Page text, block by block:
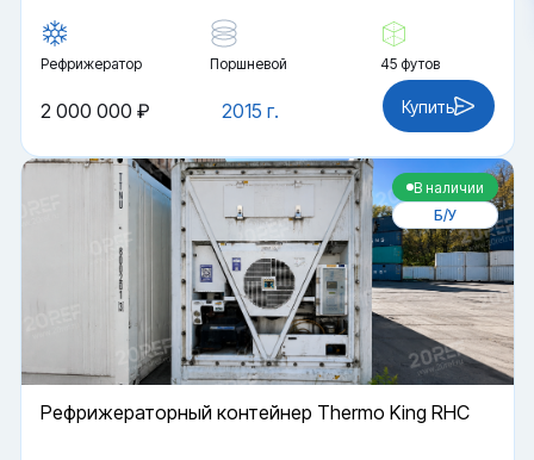
Рефрижератор Поршневой 45 футов
2015 г.
2 000 000 ₽ Купить
В наличии
Б/У
Рефрижераторный контейнер Thermo King RHC